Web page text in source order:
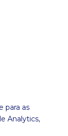
para as
Analytics,